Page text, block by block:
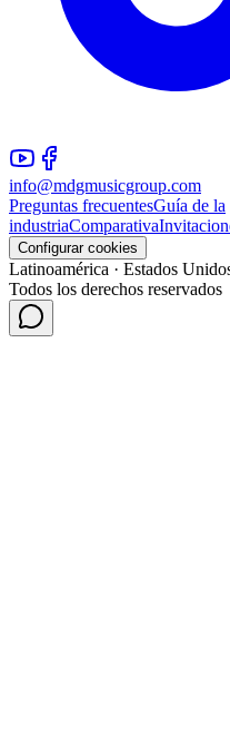
info@mdgmusicgroup.com
Preguntas frecuentesGuía de la
industriaComparativa
Configurar cookies
Latinoamérica · Estados
Todos los derechos reservados